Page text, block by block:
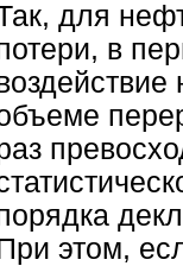
для
в
этом,